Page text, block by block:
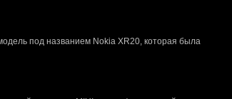
под названием Nokia XR20, которая была